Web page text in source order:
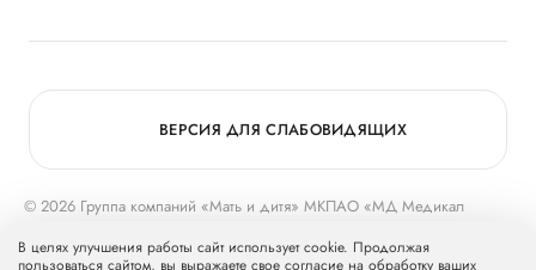
Медицинский туризм
© 2026 Группа компаний «Мать и дитя» МКПАО «МД Медикал
Группу компаний «Мать и дитя».
ВЕРСИЯ ДЛЯ СЛАБОВИДЯЩИХ
В целях улучшения работы сайт использует cookie. Продолжая
пользоваться сайтом, вы выражаете свое согласие на обработку ваших